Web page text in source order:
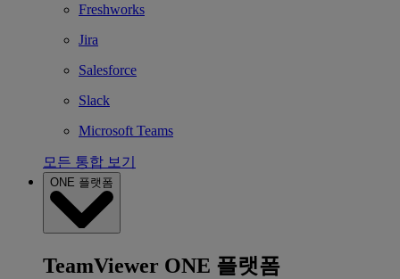
Freshworks
Jira
Salesforce
Slack
Microsoft Teams
모든 통합 보기
ONE 플랫폼
TeamViewer ONE 플랫폼